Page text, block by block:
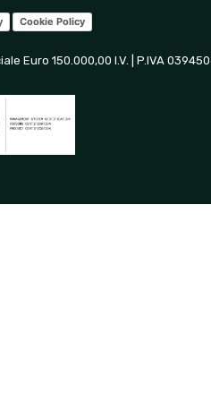
Cookie Policy
Euro 150.000,00 I.V. | P.IVA